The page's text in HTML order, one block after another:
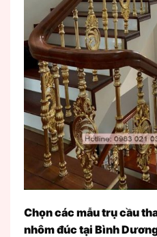
Chọn các mẫu trụ cầu
nhôm đúc tại Bình